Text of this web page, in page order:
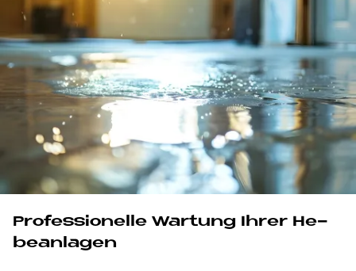
Pro­fes­sio­nel­le War­tung Ih­rer He­
be­an­la­gen